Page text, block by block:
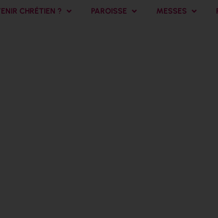
CHRÉTIEN ? PAROISSE MESSES